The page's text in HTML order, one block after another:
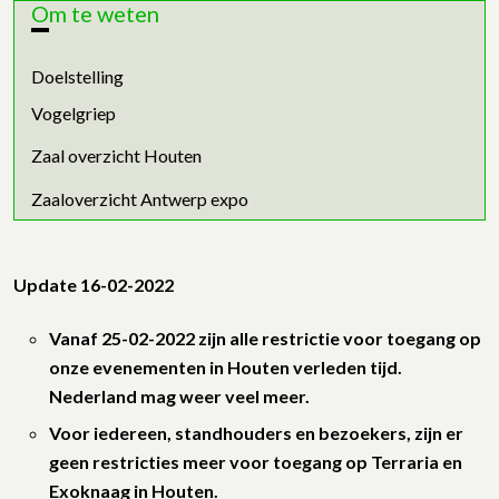
Om te weten
Doelstelling
Vogelgriep
Zaal overzicht Houten
Zaaloverzicht Antwerp expo
Update 16-02-2022
Vanaf 25-02-2022 zijn alle restrictie voor toegang op
onze evenementen in Houten verleden tijd.
Nederland mag weer veel meer.
Voor iedereen, standhouders en bezoekers, zijn er
geen restricties meer voor toegang op Terraria en
Exoknaag in Houten.